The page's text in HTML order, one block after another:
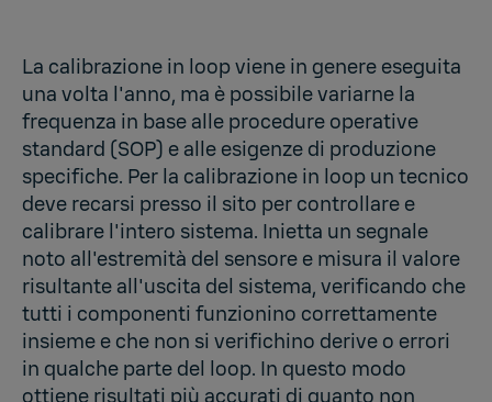
La calibrazione in loop viene in genere eseguita
una volta l'anno, ma è possibile variarne la
frequenza in base alle procedure operative
standard (SOP) e alle esigenze di produzione
specifiche. Per la calibrazione in loop un tecnico
deve recarsi presso il sito per controllare e
calibrare l'intero sistema. Inietta un segnale
noto all'estremità del sensore e misura il valore
risultante all'uscita del sistema, verificando che
tutti i componenti funzionino correttamente
insieme e che non si verifichino derive o errori
in qualche parte del loop. In questo modo
ottiene risultati più accurati di quanto non